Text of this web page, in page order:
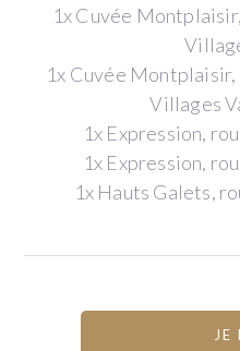
1x Cuvée
1x Cuvée
Villages
1x Expression,
1x Expression,
1x Hauts Galets,
JE